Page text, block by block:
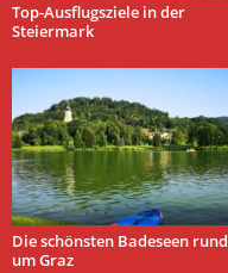
Top-Ausflugsziele in der
Steiermark
Die schönsten Badeseen rund
um Graz